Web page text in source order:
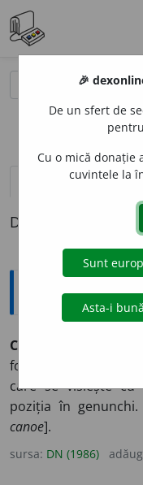
definiții (1)
Definiția cu ID-ul
Explicative
CAN
folosită de indienii
care se vîslește
poziția în
canoe].
sursa: DN (1986)
🎉
De un sfert de
Cu o mică donație
cuvintele la